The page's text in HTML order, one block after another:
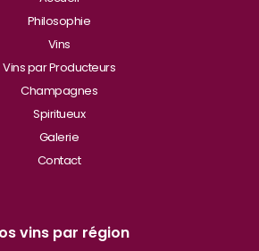
Philosophie
Vins
Vins par Producteurs
Champagnes
Spiritueux
Galerie
Contact
vins par région